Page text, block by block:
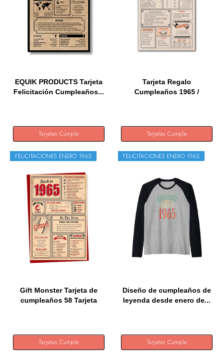
EQUIK PRODUCTS Tarjeta
Felicitación Cumpleaños...
Tarjetas Cumple
Tarjeta Regalo
Cumpleaños 1965 /
Tarjetas Cumple
FELICITACIONES ENERO 1965
Gift Monster Tarjeta de
cumpleaños 58 Tarjeta
Tarjetas Cumple
FELICITACIONES ENERO 1965
Diseño de cumpleaños de
leyenda desde enero de...
Tarjetas Cumple